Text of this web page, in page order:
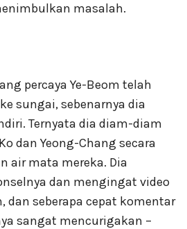
masalah.
percaya Ye-Beom telah
sungai, sebenarnya dia
Ternyata dia diam-diam
dan Yeong-Chang secara
air mata mereka. Dia
dan mengingat video
dan seberapa cepat komentar
sangat mencurigakan –